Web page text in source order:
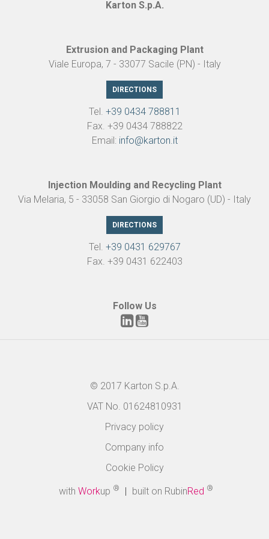
Karton S.p.A.
Extrusion and Packaging Plant
Viale Europa, 7 - 33077 Sacile (PN) - Italy
DIRECTIONS
Tel. +39 0434 788811
Fax. +39 0434 788822
Email: info@karton.it
Injection Moulding and Recycling Plant
Via Melaria, 5 - 33058 San Giorgio di Nogaro (UD) - Italy
DIRECTIONS
Tel. +39 0431 629767
Fax. +39 0431 622403
Follow Us
© 2017 Karton S.p.A.
VAT No. 01624810931
Privacy policy
Company info
Cookie Policy
with Workup ® | built on RubinRed ®